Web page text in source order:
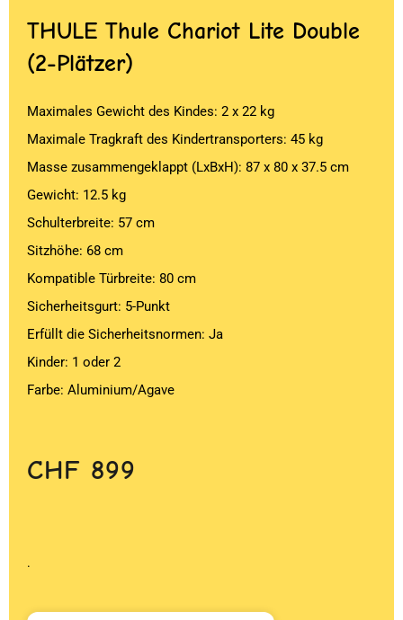
THULE Thule Chariot Lite Double
(2-Plätzer)
Maximales Gewicht des Kindes: 2 x 22 kg
Maximale Tragkraft des Kindertransporters: 45 kg
Masse zusammengeklappt (LxBxH): 87 x 80 x 37.5 cm
Gewicht: 12.5 kg
Schulterbreite: 57 cm
Sitzhöhe: 68 cm
Kompatible Türbreite: 80 cm
Sicherheitsgurt: 5-Punkt
Erfüllt die Sicherheitsnormen: Ja
Kinder: 1 oder 2
Farbe: Aluminium/Agave
CHF 899
.